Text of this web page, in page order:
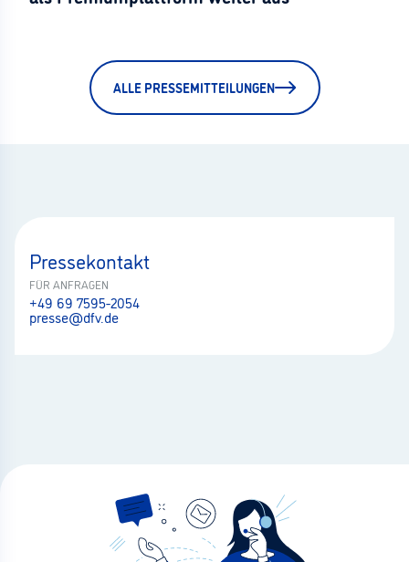
ALLE PRESSEMITTEILUNGEN
Pressekontakt
FÜR ANFRAGEN
+49 69 7595-2054
presse@dfv.de